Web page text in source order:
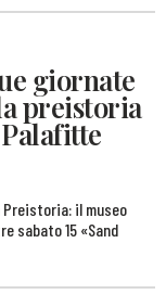
giornate
preistoria
il museo
sabato 15 «Sand